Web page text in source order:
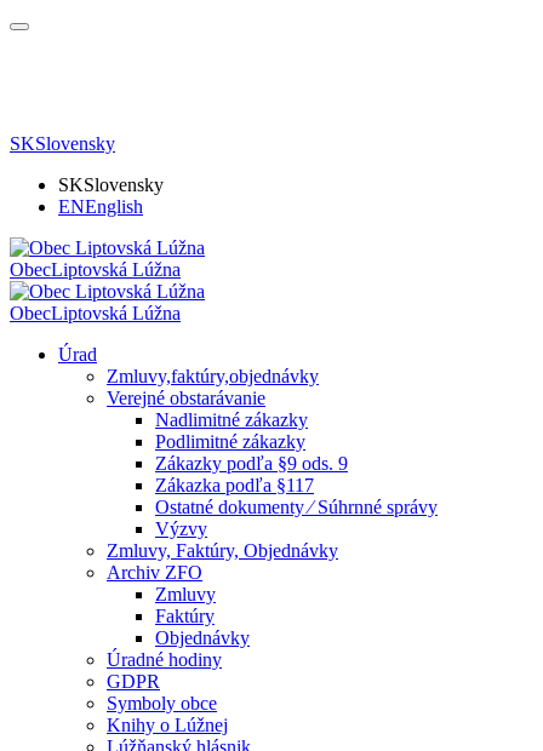
SKSlovensky
SKSlovensky
ENEnglish
ObecLiptovská Lúžna
ObecLiptovská Lúžna
Úrad
Zmluvy,faktúry,objednávky
Verejné obstarávanie
Nadlimitné zákazky
Podlimitné zákazky
Zákazky podľa §9 ods. 9
Zákazka podľa §117
Ostatné dokumenty ⁄ Súhrnné správy
Výzvy
Zmluvy, Faktúry, Objednávky
Archiv ZFO
Zmluvy
Faktúry
Objednávky
Úradné hodiny
GDPR
Symboly obce
Knihy o Lúžnej
Lúžňanský hlásnik